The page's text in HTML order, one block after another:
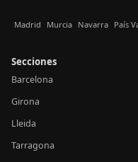
Madrid Murcia Navarra País
Secciones
Barcelona
Girona
Lleida
Tarragona